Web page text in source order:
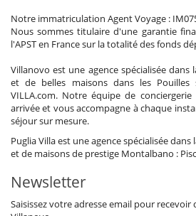
Notre immatriculation Agent Voyage :
Nous sommes titulaire d'une garantie
l'APST en France sur la totalité des fonds
Villanovo est une agence spécialisée
et de belles maisons dans les Pouilles
VILLA.com. Notre équipe de
arrivée et vous accompagne à chaque
séjour sur mesure.
Puglia Villa est une agence spécialisée
et de maisons de prestige Montalbano :
Newsletter
Saisissez votre adresse email pour recevoir